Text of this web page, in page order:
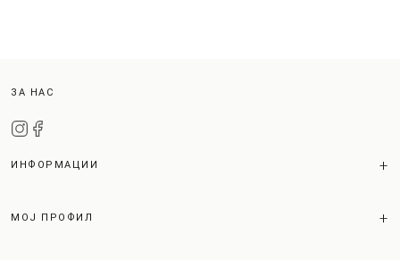
ЗА НАС
ИНФОРМАЦИИ
МОЈ ПРОФИЛ